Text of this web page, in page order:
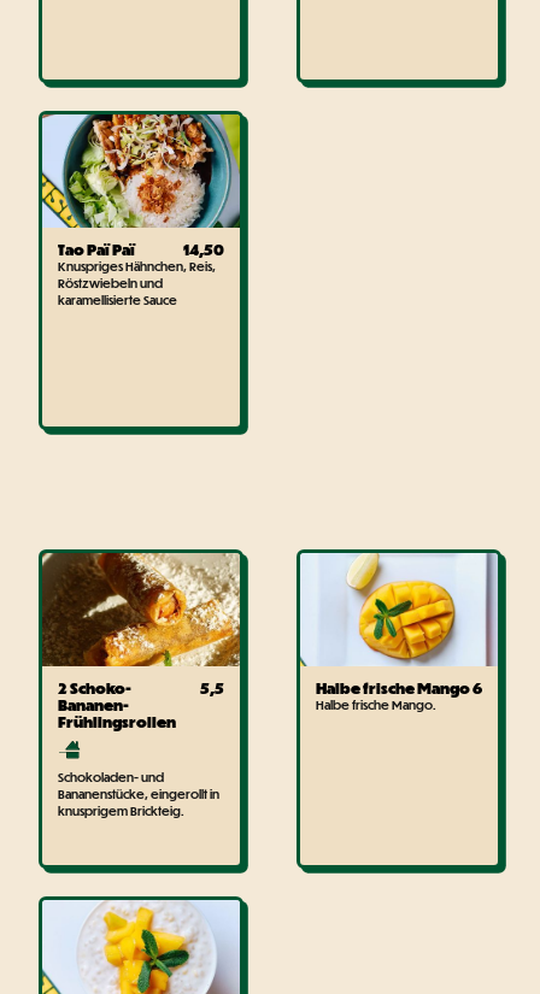
Tao Paï Paï 14,50
Knuspriges Hähnchen, Reis,
Röstzwiebeln und
karamellisierte Sauce
2 Schoko-
Bananen-
Frühlingsrollen
5,5
Schokoladen- und
Bananenstücke, eingerollt in
knusprigem Brickteig.
Halbe frische Mango6
Halbe frische Mango.